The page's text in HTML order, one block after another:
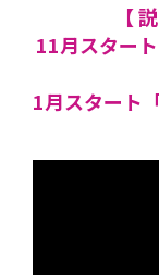
【
11月スター
1月スタート